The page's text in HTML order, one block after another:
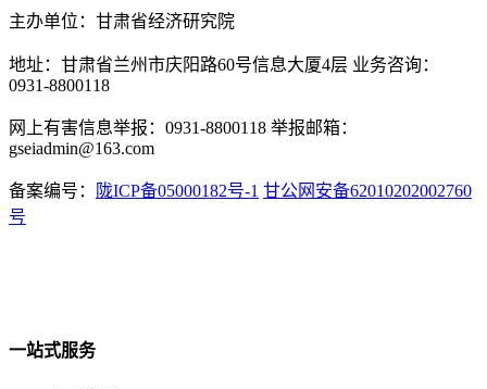
主办单位：甘肃省经济研究院
地址：甘肃省兰州市庆阳路60号信息大厦4层 业务咨询：
0931-8800118
网上有害信息举报：0931-8800118 举报邮箱：
gseiadmin@163.com
备案编号： 陇ICP备05000182号-1 甘公网安备62010202002760
号
一站式服务